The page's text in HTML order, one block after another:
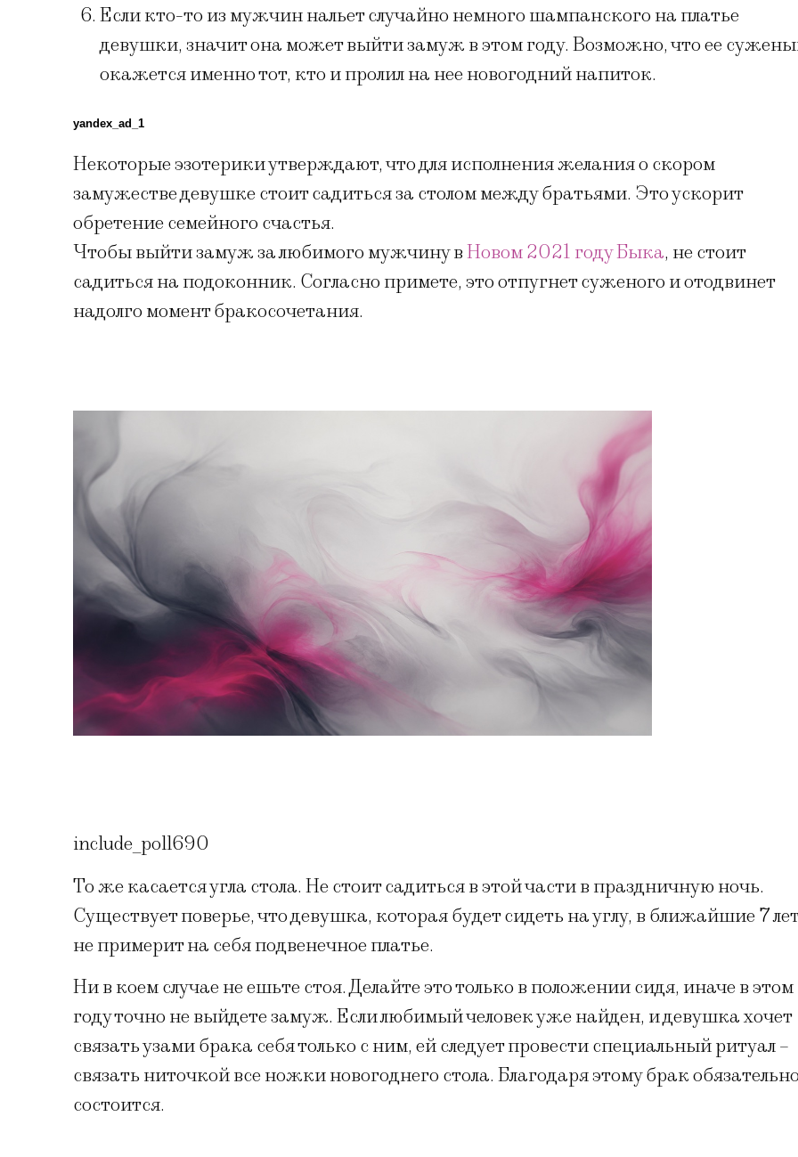
Если кто-то из мужчин нальет случайно немного шампанского на платье
девушки, значит она может выйти замуж в этом году. Возможно, что ее
окажется именно тот, кто и пролил на нее новогодний напиток.
yandex_ad_1
Некоторые эзотерики утверждают, что для исполнения желания о скором
замужестве девушке стоит садиться за столом между братьями. Это ускорит
обретение семейного счастья.
Чтобы выйти замуж за любимого мужчину вНовом 2021 году Быка, не стоит
садиться на подоконник. Согласно примете, это отпугнет суженого и отодвинет
надолго момент бракосочетания.
include_poll690
То же касается угла стола. Не стоит садиться в этой части в праздничную ночь.
Существует поверье, что девушка, которая будет сидеть на углу, в ближайшие 7 лет
не примерит на себя подвенечное платье.
Ни в коем случае не ешьте стоя. Делайте это только в положении сидя, иначе в этом
году точно не выйдете замуж. Если любимый человек уже найден, и девушка хочет
связать узами брака себя только с ним, ей следует провести специальный ритуал –
связать ниточкой все ножки новогоднего стола. Благодаря этому брак
состоится.